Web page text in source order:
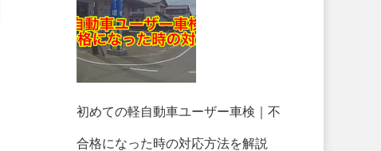
初めての軽自動車ユーザー車検｜不
合格になった時の対応方法を解説